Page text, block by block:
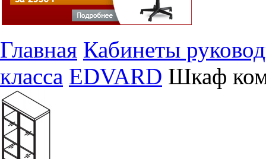
Главная Кабинеты
класса EDVARD Шкаф